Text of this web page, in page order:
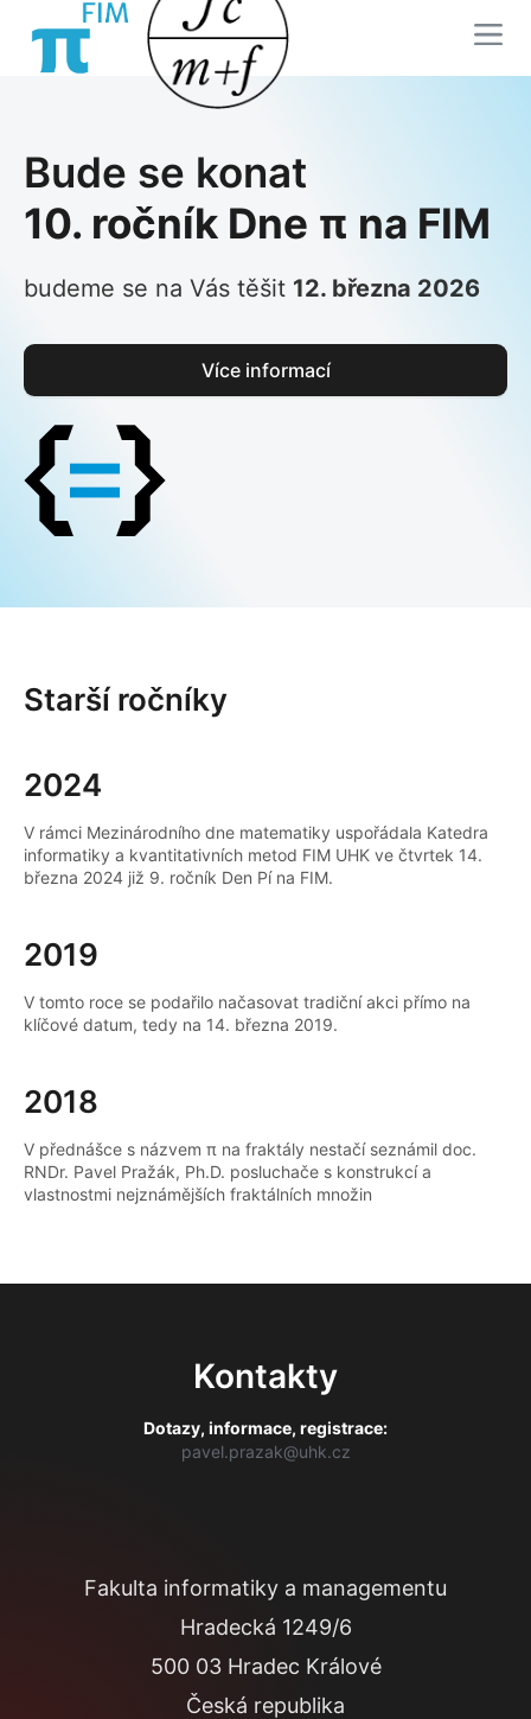
Bude se konat
10. ročník Dne π na FIM
budeme se na Vás těšit 12. března 2026
Více informací
Starší ročníky
2024
V rámci Mezinárodního dne matematiky uspořádala Katedra
informatiky a kvantitativních metod FIM UHK ve čtvrtek 14.
března 2024 již 9. ročník Den Pí na FIM.
2019
V tomto roce se podařilo načasovat tradiční akci přímo na
klíčové datum, tedy na 14. března 2019.
2018
V přednášce s názvem π na fraktály nestačí seznámil doc.
RNDr. Pavel Pražák, Ph.D. posluchače s konstrukcí a
vlastnostmi nejznámějších fraktálních množin
Kontakty
Dotazy, informace, registrace:
pavel.prazak@uhk.cz
Fakulta informatiky a managementu
Hradecká 1249/6
500 03 Hradec Králové
Česká republika